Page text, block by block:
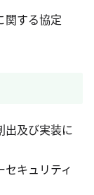
関する協定
出及び実装に
キュリティ